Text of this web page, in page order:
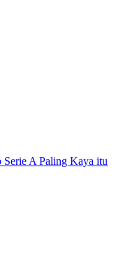
A Paling Kaya itu